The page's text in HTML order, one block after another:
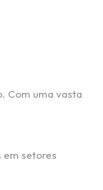
Com uma vasta
em setores